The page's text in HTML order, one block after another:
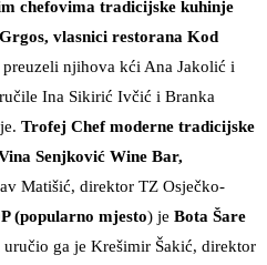
chefovima tradicijske kuhinje
vlasnici restorana Kod
preuzeli njihova kći Ana Jakolić i
Ina Sikirić Ivčić i Branka
Trofej Chef moderne tradicijske
Senjković Wine Bar,
Matišić, direktor TZ Osječko-
(popularno mjesto) je Bota Šare
uručio ga je Krešimir Šakić, direktor